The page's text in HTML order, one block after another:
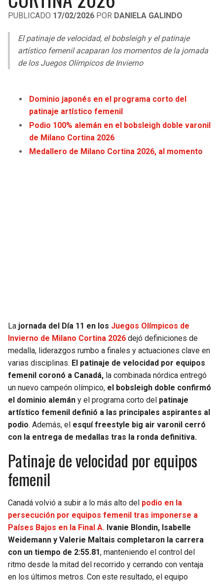
LIGA DE EXPANSIÓN MX
UEFA EUROPA LEAGUE
MLS
COPA SUDAMERICANA
LIGA BETPLAY
OTRAS LIGAS
PUBLICADO 17/02/2026 POR DANIELA GALINDO
El patinaje de velocidad, el bobsleigh y el patinaje
artístico femenil acaparan los momentos de la jornada
de los Juegos Olímpicos de Invierno
Dominio japonés en el programa corto del
patinaje artístico femenil
Podio 100% alemán en el bobsleigh doble varonil
de Milano Cortina 2026
Medallero de Milano Cortina 2026, al momento
La jornada del Día 11 en los Juegos Olímpicos de
Invierno de Milano Cortina 2026 dejó definiciones de
medalla, liderazgos rumbo a finales y actuaciones clave en
varias disciplinas. El patinaje de velocidad por equipos
femenil coronó a Canadá, la combinada nórdica entregó
un nuevo campeón olímpico, el bobsleigh doble confirmó
el dominio alemán y el programa corto del patinaje
artístico femenil definió a las principales aspirantes al
podio. Además, el esquí freestyle big air varonil cerró
con la entrega de medallas tras la ronda definitiva.
Patinaje de velocidad por equipos
femenil
Canadá volvió a subir a lo más alto del podio en la
persecución por equipos femenil tras imponerse a
Países Bajos en la Final A. Ivanie Blondin, Isabelle
Weidemann y Valerie Maltais completaron la carrera
con un tiempo de 2:55.81, manteniendo el control del
ritmo desde la mitad del recorrido y cerrando con ventaja
en los últimos metros. Con este resultado, el equipo